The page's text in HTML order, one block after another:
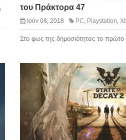
του Πράκτορα 47
Ιούν 08, 2018 PC Playstation
Στο φως της δημοσιότητας το